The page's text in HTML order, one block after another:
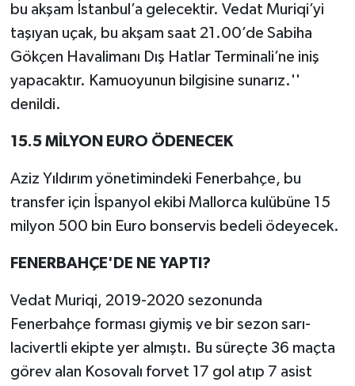
bu akşam İstanbul’a gelecektir. Vedat Muriqi’yi
taşıyan uçak, bu akşam saat 21.00’de Sabiha
Gökçen Havalimanı Dış Hatlar Terminali’ne iniş
yapacaktır. Kamuoyunun bilgisine sunarız.''
denildi.
15.5 MİLYON EURO ÖDENECEK
Aziz Yıldırım yönetimindeki Fenerbahçe, bu
transfer için İspanyol ekibi Mallorca kulübüne 15
milyon 500 bin Euro bonservis bedeli ödeyecek.
FENERBAHÇE'DE NE YAPTI?
Vedat Muriqi, 2019-2020 sezonunda
Fenerbahçe forması giymiş ve bir sezon sarı-
lacivertli ekipte yer almıştı. Bu süreçte 36 maçta
görev alan Kosovalı forvet 17 gol atıp 7 asist